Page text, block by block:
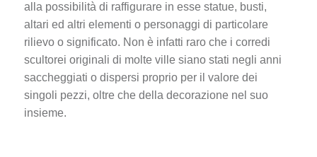
alla possibilità di raffigurare in esse statue, busti,
altari ed altri elementi o personaggi di particolare
rilievo o significato. Non è infatti raro che i corredi
scultorei originali di molte ville siano stati negli anni
saccheggiati o dispersi proprio per il valore dei
singoli pezzi, oltre che della decorazione nel suo
insieme.